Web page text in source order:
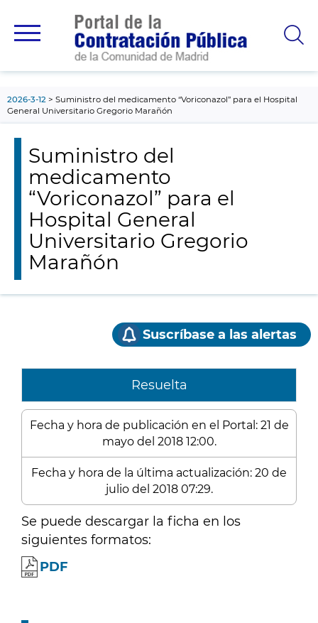
principal
2026-3-12
Suministro del medicamento “Voriconazol” para el Hospital
General Universitario Gregorio Marañón
Suministro del
medicamento
“Voriconazol” para el
Hospital General
Universitario Gregorio
Marañón
Suscríbase a las alertas
Resuelta
Fecha y hora de publicación en el Portal: 21 de
mayo del 2018 12:00.
Fecha y hora de la última actualización: 20 de
julio del 2018 07:29.
Se puede descargar la ficha en los
siguientes formatos:
PDF